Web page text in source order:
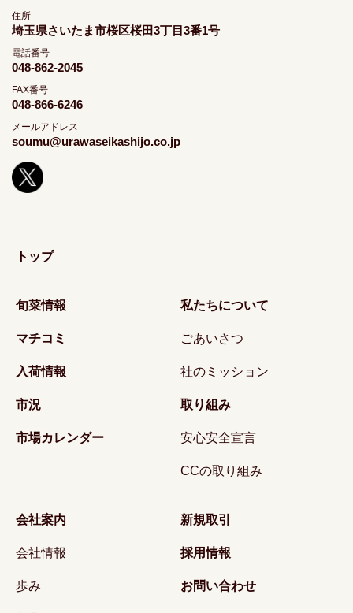
住所
埼玉県さいたま市桜区桜田3丁目3番1号
電話番号
048-862-2045
FAX番号
048-866-6246
メールアドレス
soumu@urawaseikashijo.co.jp
トップ
旬菜情報
マチコミ
入荷情報
市況
市場カレンダー
私たちについて
ごあいさつ
社のミッション
取り組み
安心安全宣言
CCの取り組み
会社案内
会社情報
歩み
新規取引
採用情報
お問い合わせ